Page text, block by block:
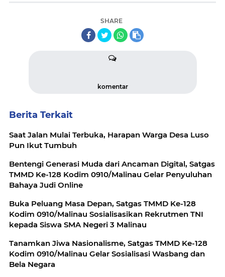
SHARE
komentar
Berita Terkait
Saat Jalan Mulai Terbuka, Harapan Warga Desa Luso
Pun Ikut Tumbuh
Bentengi Generasi Muda dari Ancaman Digital, Satgas
TMMD Ke-128 Kodim 0910/Malinau Gelar Penyuluhan
Bahaya Judi Online
Buka Peluang Masa Depan, Satgas TMMD Ke-128
Kodim 0910/Malinau Sosialisasikan Rekrutmen TNI
kepada Siswa SMA Negeri 3 Malinau
Tanamkan Jiwa Nasionalisme, Satgas TMMD Ke-128
Kodim 0910/Malinau Gelar Sosialisasi Wasbang dan
Bela Negara